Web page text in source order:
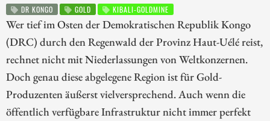
DR KONGO GOLD KIBALI-GOLDMINE
Wer tief im Osten der Demokratischen Republik Kongo
(DRC) durch den Regenwald der Provinz Haut-Uélé reist,
rechnet nicht mit Niederlassungen von Weltkonzernen.
Doch genau diese abgelegene Region ist für Gold-
Produzenten äußerst vielversprechend. Auch wenn die
öffentlich verfügbare Infrastruktur nicht immer perfekt